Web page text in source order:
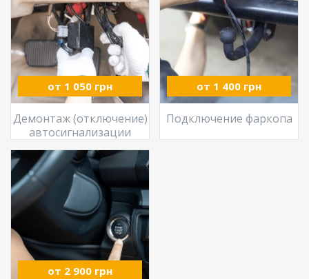
от 1 050 грн
Демонтаж (отключение)
автосигнализации
от 1 400 грн
Подключение фаркопа
от 2 900 грн